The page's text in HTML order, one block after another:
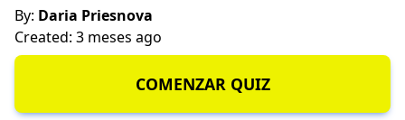
By: Daria Priesnova
Created: 3 meses ago
COMENZAR QUIZ